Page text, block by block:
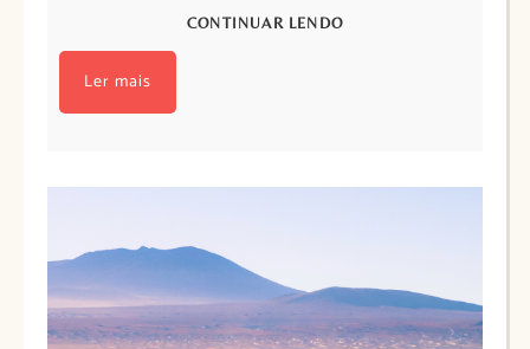
CONTINUAR LENDO
Ler mais